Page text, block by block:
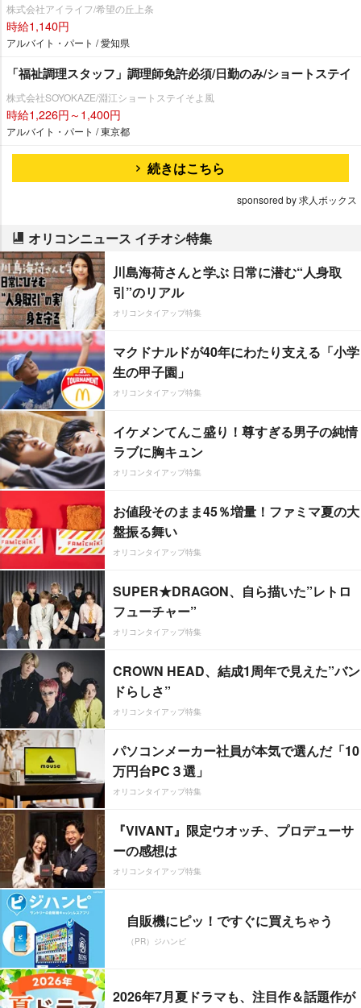
株式会社アイライフ/希望の丘上条
時給1,140円
アルバイト・パート / 愛知県
「福祉調理スタッフ」調理師免許必須/日勤のみ/ショートステイ
株式会社SOYOKAZE/淵江ショートステイそよ風
時給1,226円～1,400円
アルバイト・パート / 東京都
続きはこちら
sponsored by 求人ボックス
オリコンニュース イチオシ特集
川島海荷さんと学ぶ 日常に潜む“人身取
引”のリアル
オリコンタイアップ特集
マクドナルドが40年にわたり支える「小学
生の甲子園」
オリコンタイアップ特集
イケメンてんこ盛り！尊すぎる男子の純情
ラブに胸キュン
オリコンタイアップ特集
お値段そのまま45％増量！ファミマ夏の大
盤振る舞い
オリコンタイアップ特集
SUPER★DRAGON、自ら描いた”レトロ
フューチャー”
オリコンタイアップ特集
CROWN HEAD、結成1周年で見えた”バン
ドらしさ”
オリコンタイアップ特集
パソコンメーカー社員が本気で選んだ「10
万円台PC３選」
オリコンタイアップ特集
『VIVANT』限定ウオッチ、プロデューサ
ーの感想は
オリコンタイアップ特集
自販機にピッ！ですぐに買えちゃう
（PR）ジハンピ
2026年7月夏ドラマも、注目作＆話題作が